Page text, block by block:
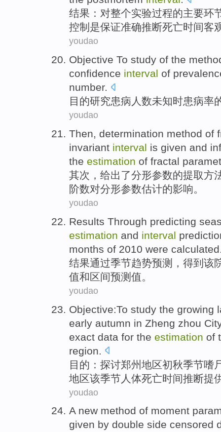
结果 ： 对整个实验过程的主要环
控制 是保证准确推断死亡时间客
youdao
Objective To study of the
confidence interval of
number.
目的研究患病 人数未知时患病率
youdao
Then, determination method of
invariant interval is given and
the estimation of fractal
其次 ， 给出了分形参数的提取方
阶数对分形参数估计的影响。
youdao
Results Through predicting
estimation and interval
months of 2010 were
结果通过季节趋势预测
，得到该
值和 区间预测值。
youdao
Objective:To study the growing
early autumn in Zheng zhou
exact data for the estimation of
region
目的 ： 探讨郑州地区初秋季节嗜
地区该季节人体死亡时间推断提
youdao
A new method of moment
given by double side censored